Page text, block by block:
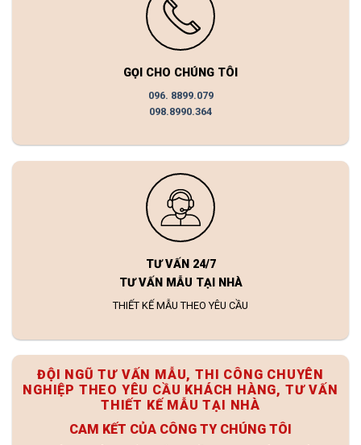
GỌI CHO CHÚNG TÔI
096. 8899.079
098.8990.364
TƯ VẤN 24/7
TƯ VẤN MẪU TẠI NHÀ
THIẾT KẾ MẪU THEO YÊU CẦU
ĐỘI NGŨ TƯ VẤN MẪU, THI CÔNG CHUYÊN
NGHIỆP THEO YÊU CẦU KHÁCH HÀNG, TƯ VẤN
THIẾT KẾ MẪU TẠI NHÀ
CAM KẾT CỦA CÔNG TY CHÚNG TÔI